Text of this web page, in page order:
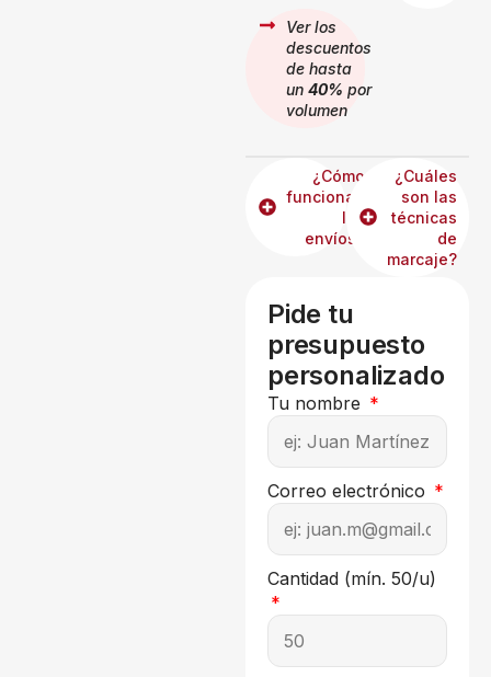
Ver los
descuentos
de hasta
un 40% por
volumen
¿Cómo
funcionan
los
envíos?
¿Cuáles
son las
técnicas
de
marcaje?
Pide tu
presupuesto
personalizado
Tu nombre
Correo electrónico
Cantidad (mín. 50/u)